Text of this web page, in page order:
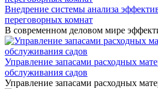
Внедрение системы анализа
переговорных комнат
В современном деловом мире
Управление запасами расходных
обслуживания садов
Управление запасами расходных